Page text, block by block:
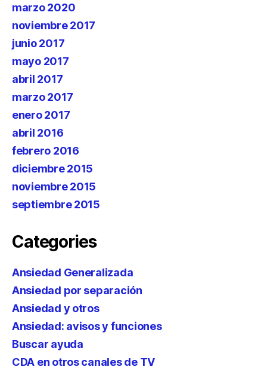
marzo 2020
noviembre 2017
junio 2017
mayo 2017
abril 2017
marzo 2017
enero 2017
abril 2016
febrero 2016
diciembre 2015
noviembre 2015
septiembre 2015
Categories
Ansiedad Generalizada
Ansiedad por separación
Ansiedad y otros
Ansiedad: avisos y funciones
Buscar ayuda
CDA en otros canales de TV